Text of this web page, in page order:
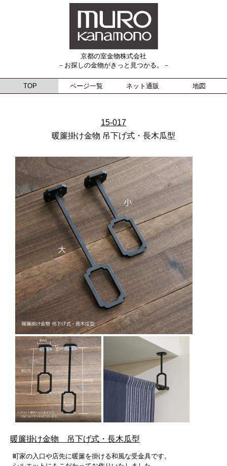
京都の室金物株式会社
－お探しの金物がきっと見つかる。－
TOP ページ一覧 ネット通販 地図
15-017
暖簾掛け金物 吊下げ式・長木瓜型
暖簾掛け金物 吊下げ式・長木瓜型
町家の入口や店先に暖簾を掛ける和風な受金具です。